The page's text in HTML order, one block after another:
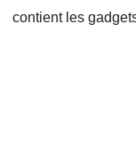
contient les